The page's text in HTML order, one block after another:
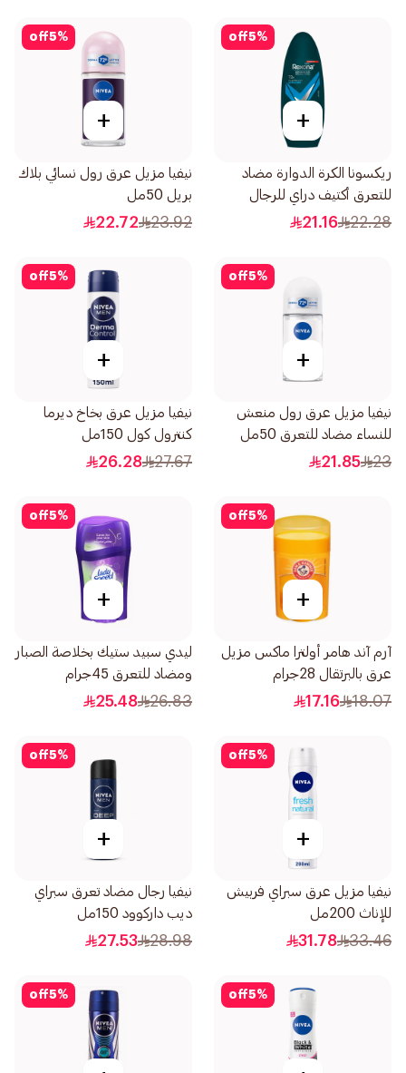
5%
off
+
ريكسونا الكرة الدوارة مضاد
للتعرق أكتيف دراي للرجال
50مل
22.28
21.16
5%
off
+
نيفيا مزيل عرق رول نسائي بلاك
بريل 50مل
23.92
22.72
5%
off
+
نيفيا مزيل عرق رول منعش
للنساء مضاد للتعرق 50مل
23
21.85
5%
off
+
نيفيا مزيل عرق بخاخ ديرما
كنترول كول 150مل
27.67
26.28
5%
off
+
آرم آند هامر أولترا ماكس مزيل
عرق بالبرتقال 28جرام
18.07
17.16
5%
off
+
ليدي سبيد ستيك بخلاصة الصبار
ومضاد للتعرق 45جرام
26.83
25.48
5%
off
+
نيفيا مزيل عرق سبراي فربيش
للإناث 200مل
33.46
31.78
5%
off
+
نيفيا رجال مضاد تعرق سبراي
ديب داركوود 150مل
28.98
27.53
5%
off
5%
off